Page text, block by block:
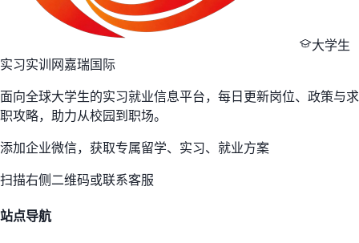
大学生
实习实训网嘉瑞国际
面向全球大学生的实习就业信息平台，每日更新岗位、政策与求
职攻略，助力从校园到职场。
添加企业微信，获取专属留学、实习、就业方案
扫描右侧二维码或联系客服
站点导航